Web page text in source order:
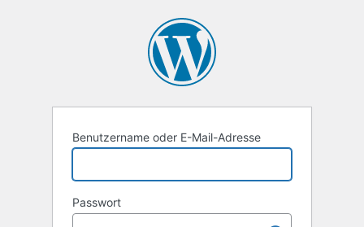
Benutzername oder E-Mail-Adresse
Passwort